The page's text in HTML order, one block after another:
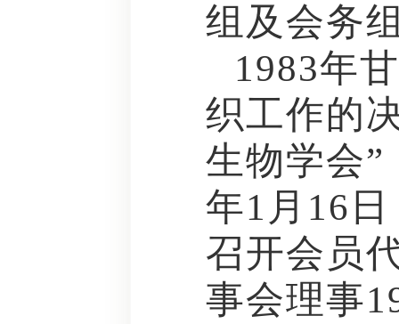
组及会务
1983年
织工作的
生物学会”
年1月16
召开会员
事会理事